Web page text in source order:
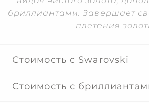
бриллиантами. Завершает
плетения
Стоимость с Swarovski
Стоимость с